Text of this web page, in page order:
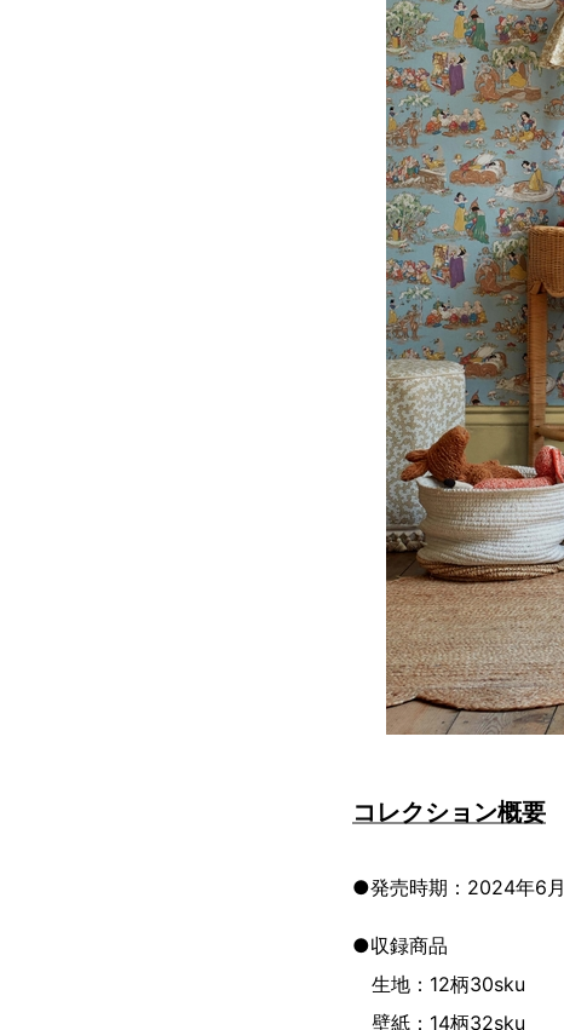
コレクション概要
●発売時期：2024年6月
●収録商品
生地：12柄30sku
壁紙：14柄32sku